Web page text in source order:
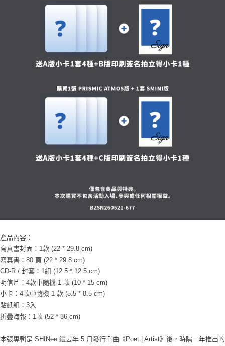
產品內容：
寫真書封面：1款 (22 * 29.8 cm)
寫真書：80 頁 (22 * 29.8 cm)
CD-R / 封套：1組 (12.5 * 12.5 cm)
明信片：4款中隨機 1 款 (10 * 15 cm)
小卡：4款中隨機 1 款 (5.5 * 8.5 cm)
貼紙組：3入
折疊海報：1款 (52 * 36 cm)
本張專輯是 SHINee 繼去年 5 月發行單曲《Poet | Artist》後，時隔一年推出的